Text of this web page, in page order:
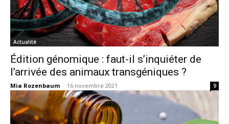
Actualité
Édition génomique : faut-il s’inquiéter de
l’arrivée des animaux transgéniques ?
Mia Rozenbaum - 16 novembre 2021 9